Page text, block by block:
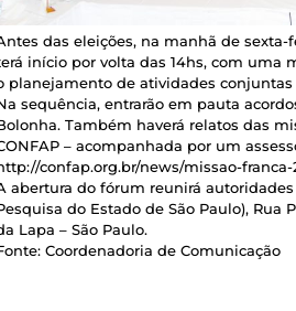
das eleições, na manhã de sexta-
início por volta das 14hs, com uma
planejamento de atividades conjuntas
sequência, entrarão em pauta
Também haverá relatos das
– acompanhada por um
confap.org.br/news/missao-franca-
abertura do fórum reunirá
do Estado de São Paulo), Rua
Lapa – São Paulo.
Coordenadoria de Comunicação